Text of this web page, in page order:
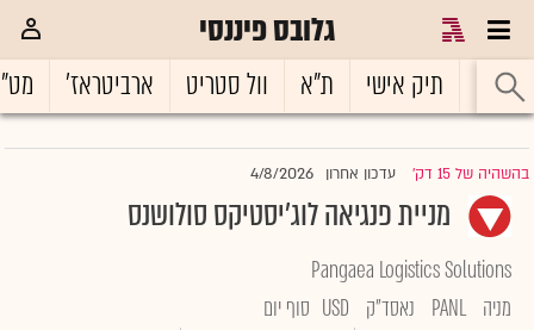
גלובס פיננסי
ראשי תיק אישי ת"א וול סטריט ארביטראז'
בהשהיה של 15 דק' |עדכון אחרון 4/8/2026
מניית פנגיאה לוג'יסטיקס סולושנס
Pangaea Logistics Solutions
מניה PANL נאסד"ק USD סוף יום